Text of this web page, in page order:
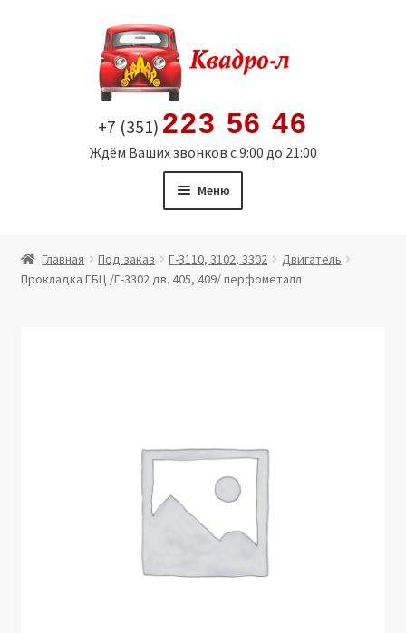
содержимому
+7 (351) 223 56 46
Ждём Ваших звонков с 9:00 до 21:00
Меню
Витрина
Юридические данные
Главная Под заказ Г-3110, 3102, 3302
Двигатель
Прокладка ГБЦ /Г-3302 дв. 405, 409/ перфометалл